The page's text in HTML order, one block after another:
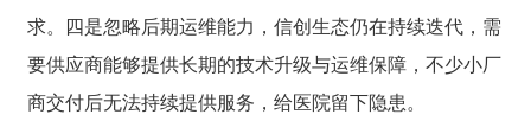
求。四是忽略后期运维能力，信创生态仍在持续迭代，需
要供应商能够提供长期的技术升级与运维保障，不少小厂
商交付后无法持续提供服务，给医院留下隐患。